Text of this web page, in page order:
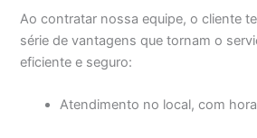
Ao contratar nossa equipe, o cliente
série de vantagens que tornam o
eficiente e seguro:
Atendimento no local, com